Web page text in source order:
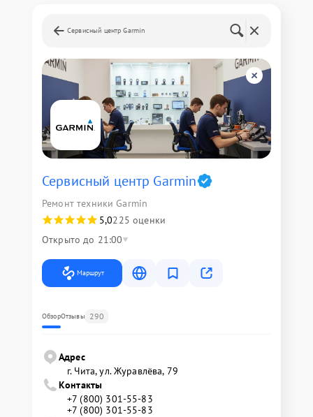
Сервисный центр Garmin
Сервисный центр Garmin
Ремонт техники Garmin
5,0225 оценки
Открыто до 21:00
Маршрут
ОбзорОтзывы 290
Адрес
г. Чита, ул. Журавлёва, 79
Контакты
+7 (800) 301-55-83
+7 (800) 301-55-83